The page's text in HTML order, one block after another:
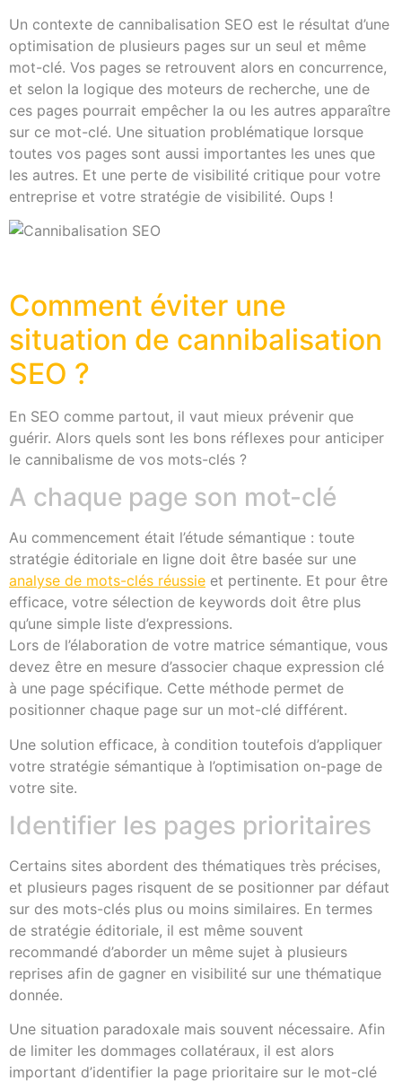
Un contexte de cannibalisation SEO est le résultat d’une
optimisation de plusieurs pages sur un seul et même
mot-clé. Vos pages se retrouvent alors en concurrence,
et selon la logique des moteurs de recherche, une de
ces pages pourrait empêcher la ou les autres apparaître
sur ce mot-clé. Une situation problématique lorsque
toutes vos pages sont aussi importantes les unes que
les autres. Et une perte de visibilité critique pour votre
entreprise et votre stratégie de visibilité. Oups !
Comment éviter une
situation de cannibalisation
SEO ?
En SEO comme partout, il vaut mieux prévenir que
guérir. Alors quels sont les bons réflexes pour anticiper
le cannibalisme de vos mots-clés ?
A chaque page son mot-clé
Au commencement était l’étude sémantique : toute
stratégie éditoriale en ligne doit être basée sur une
analyse de mots-clés réussie et pertinente. Et pour être
efficace, votre sélection de keywords doit être plus
qu’une simple liste d’expressions.
Lors de l’élaboration de votre matrice sémantique, vous
devez être en mesure d’associer chaque expression clé
à une page spécifique. Cette méthode permet de
positionner chaque page sur un mot-clé différent.
Une solution efficace, à condition toutefois d’appliquer
votre stratégie sémantique à l’optimisation on-page de
votre site.
Identifier les pages prioritaires
Certains sites abordent des thématiques très précises,
et plusieurs pages risquent de se positionner par défaut
sur des mots-clés plus ou moins similaires. En termes
de stratégie éditoriale, il est même souvent
recommandé d’aborder un même sujet à plusieurs
reprises afin de gagner en visibilité sur une thématique
donnée.
Une situation paradoxale mais souvent nécessaire. Afin
de limiter les dommages collatéraux, il est alors
important d’identifier la page prioritaire sur le mot-clé